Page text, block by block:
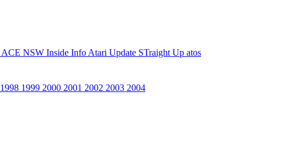
ACE NSW Inside Info Atari Update STraight Up atos
1998 1999 2000 2001 2002 2003 2004